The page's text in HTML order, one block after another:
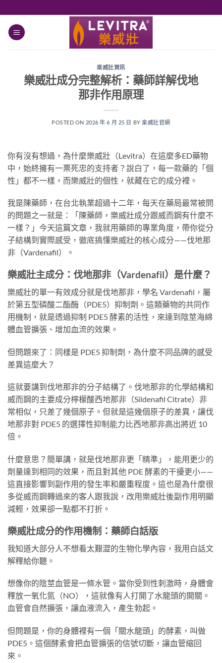
楽威壯資訊
樂威壯成分完整解析：藥師詳解伐地
那非作用原理
POSTED ON 2026 年 6 月 25 日 BY楽威壯官網
你有沒有想過，為什麼樂威壯（Levitra）在這麼多ED藥物
中，始終擁有一票死忠的支持者？說白了，每一款藥的「個
性」都不一樣，而樂威壯的個性，就藏在它的成分裡。
我是陳藥師，在台北執業超過十二年，每天在藥局最常被問
的問題之一就是：「陳藥師，樂威壯成分跟威而鋼有什麼不
一樣？」今天這篇文章，我就用藥師的專業角度，帶你從分
子結構到實際感受，徹底搞懂樂威壯的核心成分——伐地那
非（Vardenafil）。
樂威壯主成分：伐地那非（Vardenafil）是什麼？
樂威壯的單一有效成分就是伐地那非，學名 Vardenafil，屬
於第五型磷酸二酯酶（PDE5）抑制劑。這類藥物的共同作
用機制，就是透過抑制 PDE5 酵素的活性，來達到陰莖海綿
體血管擴張、增加血流的效果。
但問題來了：同樣是 PDE5 抑制劑，為什麼不同品牌的感受
差異這麼大？
這就要講到伐地那非的分子結構了。伐地那非的化學結構和
威而鋼的主要成分檸檬酸西地那非（Sildenafil Citrate）非
常相似，只差了幾個原子。但就是這幾個原子的差異，讓伐
地那非對 PDE5 的選擇性抑制能力比西地那非高出將近 10
倍。
什麼意思？簡單講，就是伐地那非更「精準」，能用更少的
劑量達到相同的效果，而且對其他 PDE 酵素的干擾更小——
這直接影響到副作用的發生率和嚴重程度。這也是為什麼很
多從威而鋼轉過來的客人跟我說，改用樂威壯後副作用明顯
減輕，效果卻一點都不打折。
樂威壯成分的作用機制：藥師白話版
我知道大部分人不想看太艱澀的生物化學內容，我用白話文
解釋給你聽。
想像你的陰莖血管是一條水管。當你受到性刺激時，身體會
釋放一氧化氮（NO），這就像有人打開了水龍頭的開關。
血管會自然擴張，讓血液流入，產生勃起。
但問題是，你的身體裡有一個「關水龍頭」的酵素，叫做
PDE5。這個酵素會把血管擴張的信號切斷，讓血管縮回
來。